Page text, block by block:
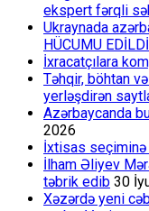
ekspert fərqli
Ukraynada
HÜCUMU EDİLDİ
İxracatçılara
Təhqir, böhtan
yerləşdirən
Azərbaycanda
2026
İxtisas seçiminə
İlham Əliyev
təbrik edib 30
Xəzərdə yeni